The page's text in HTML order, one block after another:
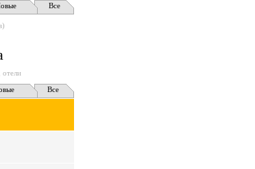
Все
Все